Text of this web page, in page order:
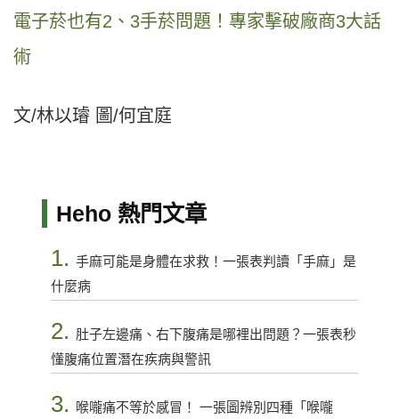
電子菸也有2、3手菸問題！專家擊破廠商3大話
術
文/林以璿 圖/何宜庭
Heho 熱門文章
1. 手麻可能是身體在求救！一張表判讀「手麻」是
什麼病
2. 肚子左邊痛、右下腹痛是哪裡出問題？一張表秒
懂腹痛位置潛在疾病與警訊
3.
喉嚨痛不等於感冒！ 一張圖辨別四種「喉嚨